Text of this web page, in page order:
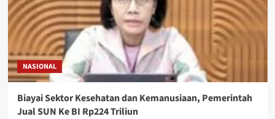
NASIONAL
Biayai Sektor Kesehatan dan Kemanusiaan, Pemerintah
Jual SUN Ke BI Rp224 Triliun